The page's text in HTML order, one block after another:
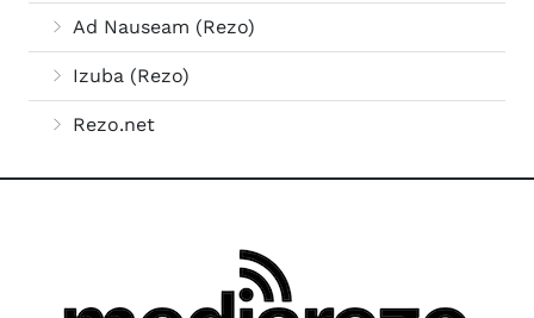
Ad Nauseam (Rezo)
Izuba (Rezo)
Rezo.net